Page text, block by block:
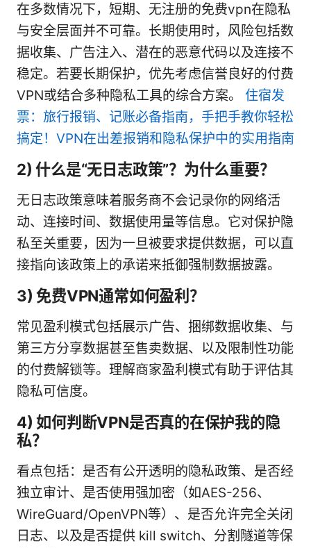
在多数情况下，短期、无注册的免费vpn在隐私
与安全层面并不可靠。长期使用时，风险包括数
据收集、广告注入、潜在的恶意代码以及连接不
稳定。若要长期保护，优先考虑信誉良好的付费
VPN或结合多种隐私工具的综合方案。 住宿发
票：旅行报销、记账必备指南，手把手教你轻松
搞定！VPN在出差报销和隐私保护中的实用指南
2) 什么是“无日志政策”？为什么重要？
无日志政策意味着服务商不会记录你的网络活
动、连接时间、数据使用量等信息。它对保护隐
私至关重要，因为一旦被要求提供数据，可以直
接指向该政策上的承诺来抵御强制数据披露。
3) 免费VPN通常如何盈利？
常见盈利模式包括展示广告、捆绑数据收集、与
第三方分享数据甚至售卖数据、以及限制性功能
的付费解锁等。理解商家盈利模式有助于评估其
隐私可信度。
4) 如何判断VPN是否真的在保护我的隐
私？
看点包括：是否有公开透明的隐私政策、是否经
独立审计、是否使用强加密（如AES-256、
WireGuard/OpenVPN等）、是否允许完全关闭
日志、以及是否提供 kill switch、分割隧道等保